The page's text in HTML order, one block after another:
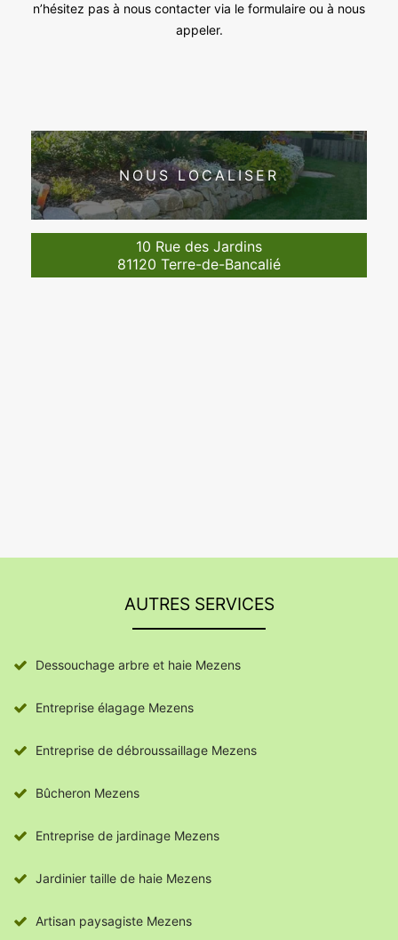
n’hésitez pas à nous contacter via le formulaire ou à nous
appeler.
NOUS LOCALISER
10 Rue des Jardins
81120 Terre-de-Bancalié
AUTRES SERVICES
Dessouchage arbre et haie Mezens
Entreprise élagage Mezens
Entreprise de débroussaillage Mezens
Bûcheron Mezens
Entreprise de jardinage Mezens
Jardinier taille de haie Mezens
Artisan paysagiste Mezens